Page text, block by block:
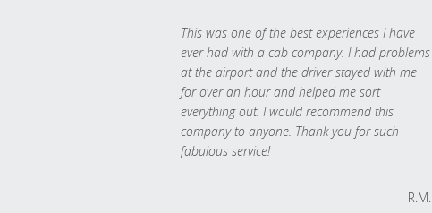
This was one of the best experiences I have
ever had with a cab company. I had problems
at the airport and the driver stayed with me
for over an hour and helped me sort
everything out. I would recommend this
company to anyone. Thank you for such
fabulous service!
R.M.